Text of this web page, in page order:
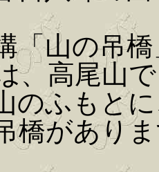
「山の吊
、高尾山
のふもと
橋があり